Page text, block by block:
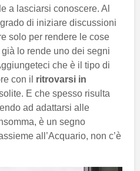
a lasciarsi conoscere. Al
di iniziare discussioni
solo per rendere le cose
lo rende uno dei segni
che è il tipo di
con il ritrovarsi in
E che spesso risulta
ad adattarsi alle
è un segno
all’Acquario, non c’è